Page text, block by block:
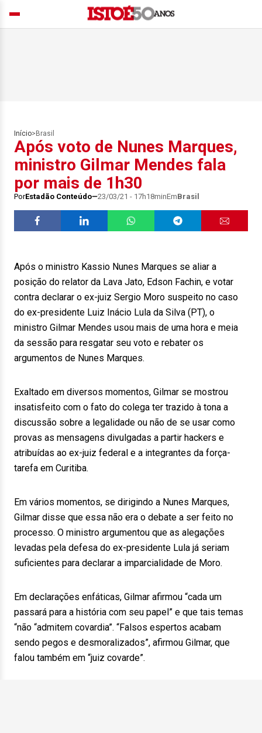
Início> Brasil
Após voto de Nunes Marques,
ministro Gilmar Mendes fala
por mais de 1h30
PorEstadão Conteúdo 23/03/21 - 17h18minEmBrasil
Após o ministro Kassio Nunes Marques se aliar a
posição do relator da Lava Jato, Edson Fachin, e votar
contra declarar o ex-juiz Sergio Moro suspeito no caso
do ex-presidente Luiz Inácio Lula da Silva (PT), o
ministro Gilmar Mendes usou mais de uma hora e meia
da sessão para resgatar seu voto e rebater os
argumentos de Nunes Marques.
Exaltado em diversos momentos, Gilmar se mostrou
insatisfeito com o fato do colega ter trazido à tona a
discussão sobre a legalidade ou não de se usar como
provas as mensagens divulgadas a partir hackers e
atribuídas ao ex-juiz federal e a integrantes da força-
tarefa em Curitiba.
Em vários momentos, se dirigindo a Nunes Marques,
Gilmar disse que essa não era o debate a ser feito no
processo. O ministro argumentou que as alegações
levadas pela defesa do ex-presidente Lula já seriam
suficientes para declarar a imparcialidade de Moro.
Em declarações enfáticas, Gilmar afirmou “cada um
passará para a história com seu papel” e que tais temas
“não “admitem covardia”. “Falsos espertos acabam
sendo pegos e desmoralizados”, afirmou Gilmar, que
falou também em “juiz covarde”.